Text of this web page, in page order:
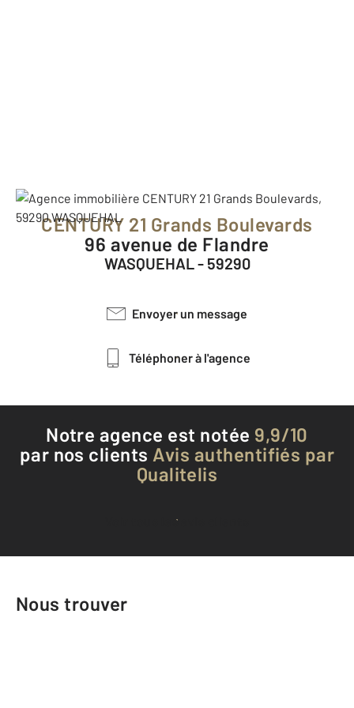
CENTURY 21 Grands Boulevards
96 avenue de Flandre
WASQUEHAL - 59290
Envoyer un message
Téléphoner à l'agence
Notre agence est notée 9,9/10
par nos clients Avis authentifiés par
Qualitelis
Voir tous les avis clients
Nous trouver